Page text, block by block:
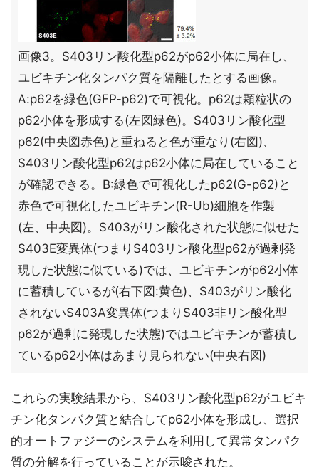
画像3。S403リン酸化型p62がp62小体に局在し、
ユビキチン化タンパク質を隔離したとする画像。
A:p62を緑色(GFP-p62)で可視化。p62は顆粒状の
p62小体を形成する(左図緑色)。S403リン酸化型
p62(中央図赤色)と重ねると色が重なり(右図)、
S403リン酸化型p62はp62小体に局在していること
が確認できる。B:緑色で可視化したp62(G-p62)と
赤色で可視化したユビキチン(R-Ub)細胞を作製
(左、中央図)。S403がリン酸化された状態に似せた
S403E変異体(つまりS403リン酸化型p62が過剰発
現した状態に似ている)では、ユビキチンがp62小体
に蓄積しているが(右下図:黄色)、S403がリン酸化
されないS403A変異体(つまりS403非リン酸化型
p62が過剰に発現した状態)ではユビキチンが蓄積し
ているp62小体はあまり見られない(中央右図)
これらの実験結果から、S403リン酸化型p62がユビキ
チン化タンパク質と結合してp62小体を形成し、選択
的オートファジーのシステムを利用して異常タンパク
質の分解を行っていることが示唆された。